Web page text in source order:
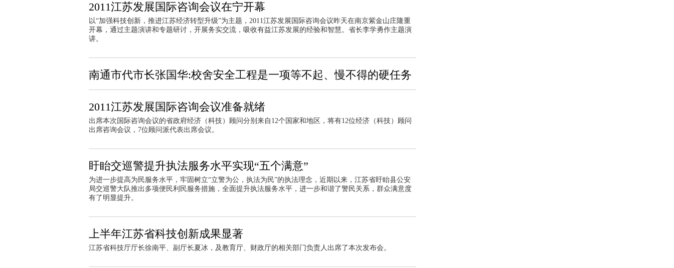
2011江苏发展国际咨询会议在宁开幕
以“加强科技创新，推进江苏经济转型升级”为主题，2011江苏发展国际咨询会议昨天在南京紫金山庄隆重
开幕，通过主题演讲和专题研讨，开展务实交流，吸收有益江苏发展的经验和智慧。省长李学勇作主题演
讲。
南通市代市长张国华:校舍安全工程是一项等不起、慢不得的硬任务
2011江苏发展国际咨询会议准备就绪
出席本次国际咨询会议的省政府经济（科技）顾问分别来自12个国家和地区，将有12位经济（科技）顾问
出席咨询会议，7位顾问派代表出席会议。
盱眙交巡警提升执法服务水平实现“五个满意”
为进一步提高为民服务水平，牢固树立“立警为公，执法为民”的执法理念，近期以来，江苏省盱眙县公安
局交巡警大队推出多项便民利民服务措施，全面提升执法服务水平，进一步和谐了警民关系，群众满意度
有了明显提升。
上半年江苏省科技创新成果显著
江苏省科技厅厅长徐南平、副厅长夏冰，及教育厅、财政厅的相关部门负责人出席了本次发布会。